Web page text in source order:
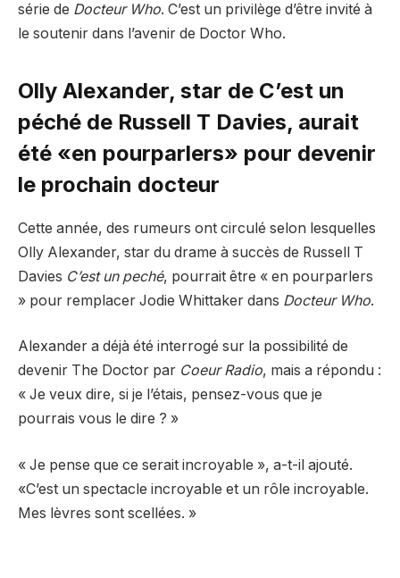
série de Docteur Who. C’est un privilège d’être invité à
le soutenir dans l’avenir de Doctor Who.
Olly Alexander, star de C’est un
péché de Russell T Davies, aurait
été «en pourparlers» pour devenir
le prochain docteur
Cette année, des rumeurs ont circulé selon lesquelles
Olly Alexander, star du drame à succès de Russell T
Davies C’est un peché, pourrait être « en pourparlers
» pour remplacer Jodie Whittaker dans Docteur Who.
Alexander a déjà été interrogé sur la possibilité de
devenir The Doctor par Coeur Radio, mais a répondu :
« Je veux dire, si je l’étais, pensez-vous que je
pourrais vous le dire ? »
« Je pense que ce serait incroyable », a-t-il ajouté.
«C’est un spectacle incroyable et un rôle incroyable.
Mes lèvres sont scellées. »